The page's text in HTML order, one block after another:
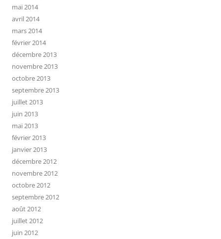
mai 2014
avril 2014
mars 2014
février 2014
décembre 2013
novembre 2013
octobre 2013
septembre 2013
juillet 2013
juin 2013
mai 2013
février 2013
janvier 2013
décembre 2012
novembre 2012
octobre 2012
septembre 2012
août 2012
juillet 2012
juin 2012